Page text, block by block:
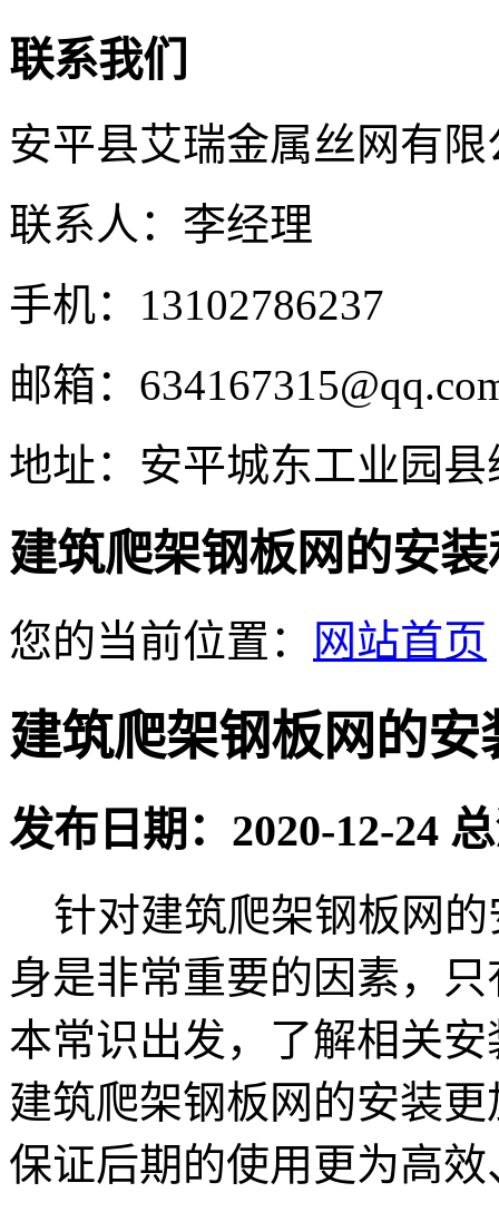
联系我们
安平县艾瑞金属丝网有限
联系人：李经理
手机：13102786237
邮箱：
地址：安平城东工业园县
建筑爬架钢板网的安
您的当前位置： 网站首页
建筑爬架钢板网的
发布日期：2020-12-24
针对建筑爬架钢板网的
身是非常重要的因素，
本常识出发，了解相关
建筑爬架钢板网的安装
保证后期的使用更为高